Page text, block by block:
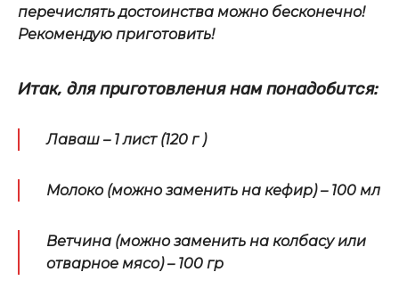
перечислять достоинства можно бесконечно!
Рекомендую приготовить!
Итак, для приготовления нам понадобится:
Лаваш – 1 лист (120 г )
Молоко (можно заменить на кефир) – 100 мл
Ветчина (можно заменить на колбасу или
отварное мясо) – 100 гр